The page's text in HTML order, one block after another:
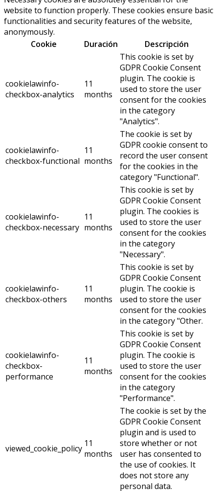
website to function properly. These cookies ensure basic
functionalities and security features of the website,
anonymously.
Cookie
Duración Descripción
cookielawinfo-
checkbox-analytics
11
months
This cookie is set by
GDPR Cookie Consent
plugin. The cookie is
used to store the user
consent for the cookies
in the category
"Analytics".
cookielawinfo-
checkbox-functional
11
months
The cookie is set by
GDPR cookie consent to
record the user consent
for the cookies in the
category "Functional".
cookielawinfo-
checkbox-necessary
11
months
This cookie is set by
GDPR Cookie Consent
plugin. The cookies is
used to store the user
consent for the cookies
in the category
"Necessary".
cookielawinfo-
checkbox-others
11
months
This cookie is set by
GDPR Cookie Consent
plugin. The cookie is
used to store the user
consent for the cookies
in the category "Other.
cookielawinfo-
checkbox-
performance
11
months
This cookie is set by
GDPR Cookie Consent
plugin. The cookie is
used to store the user
consent for the cookies
in the category
"Performance".
viewed_cookie_policy 11
months
The cookie is set by the
GDPR Cookie Consent
plugin and is used to
store whether or not
user has consented to
the use of cookies. It
does not store any
personal data.